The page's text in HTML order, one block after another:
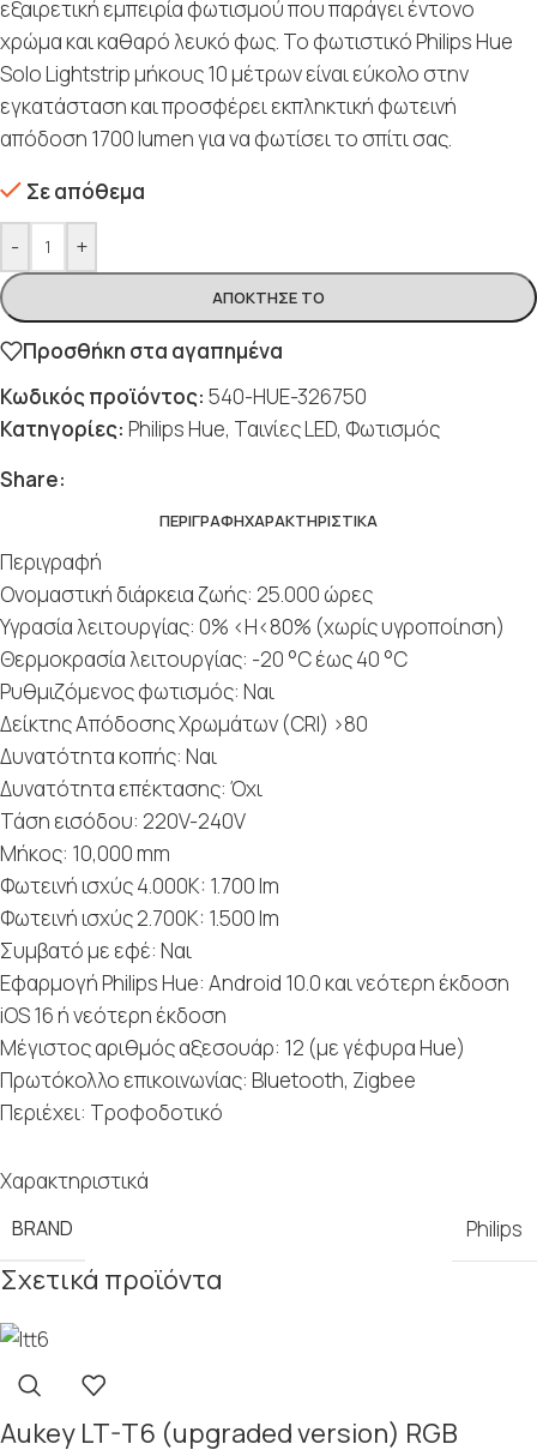
εξαιρετική εμπειρία φωτισμού που παράγει έντονο
χρώμα και καθαρό λευκό φως. Το φωτιστικό Philips Hue
Solo Lightstrip μήκους 10 μέτρων είναι εύκολο στην
εγκατάσταση και προσφέρει εκπληκτική φωτεινή
απόδοση 1700 lumen για να φωτίσει το σπίτι σας.
Σε απόθεμα
- +
ΑΠΌΚΤΗΣΈ ΤΟ
Προσθήκη στα αγαπημένα
Κωδικός προϊόντος: 540-HUE-326750
Κατηγορίες: Philips Hue, Ταινίες LED, Φωτισμός
Share:
ΠΕΡΙΓΡΑΦΉΧΑΡΑΚΤΗΡΙΣΤΙΚΆ
Περιγραφή
Ονομαστική διάρκεια ζωής: 25.000 ώρες
Υγρασία λειτουργίας: 0% <H<80% (χωρίς υγροποίηση)
Θερμοκρασία λειτουργίας: -20 °C έως 40 °C
Ρυθμιζόμενος φωτισμός: Ναι
Δείκτης Απόδοσης Χρωμάτων (CRI) >80
Δυνατότητα κοπής: Ναι
Δυνατότητα επέκτασης: Όχι
Τάση εισόδου: 220V-240V
Μήκος: 10,000 mm
Φωτεινή ισχύς 4.000K: 1.700 lm
Φωτεινή ισχύς 2.700K: 1.500 lm
Συμβατό με εφέ: Ναι
Εφαρμογή Philips Hue: Android 10.0 και νεότερη έκδοση
iOS 16 ή νεότερη έκδοση
Μέγιστος αριθμός αξεσουάρ: 12 (με γέφυρα Hue)
Πρωτόκολλο επικοινωνίας: Bluetooth, Zigbee
Περιέχει: Τροφοδοτικό
Χαρακτηριστικά
BRAND Philips
Σχετικά προϊόντα
Aukey LT-T6 (upgraded version) RGB